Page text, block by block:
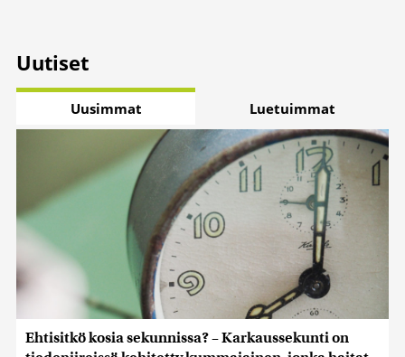
Uutiset
Uusimmat Luetuimmat
Ehtisitkö kosia sekunnissa? – Karkaussekunti on